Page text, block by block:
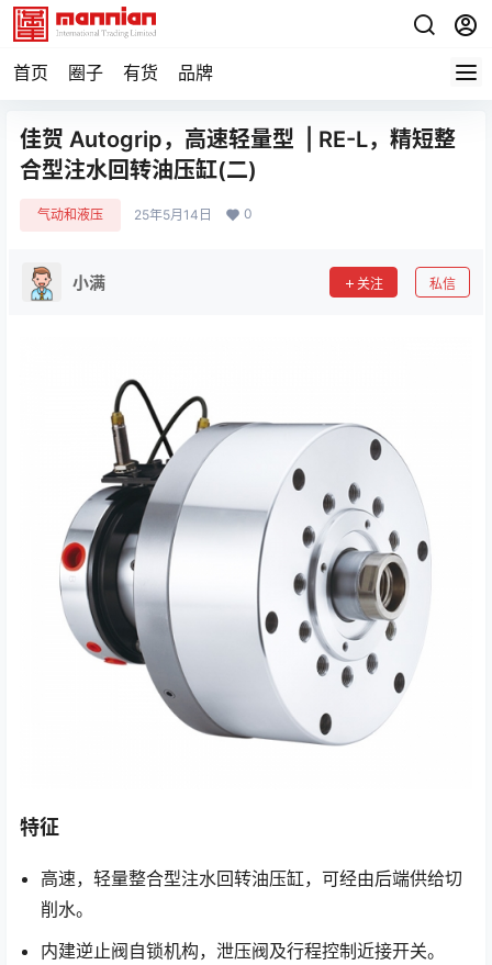
首页 圈子 有货 品牌
佳贺 Autogrip，高速轻量型 | RE-L，精短整
合型注水回转油压缸(二)
气动和液压 25年5月14日 0
小满 关注 私信
特征
高速，轻量整合型注水回转油压缸，可经由后端供给切
削水。
内建逆止阀自锁机构，泄压阀及行程控制近接开关。